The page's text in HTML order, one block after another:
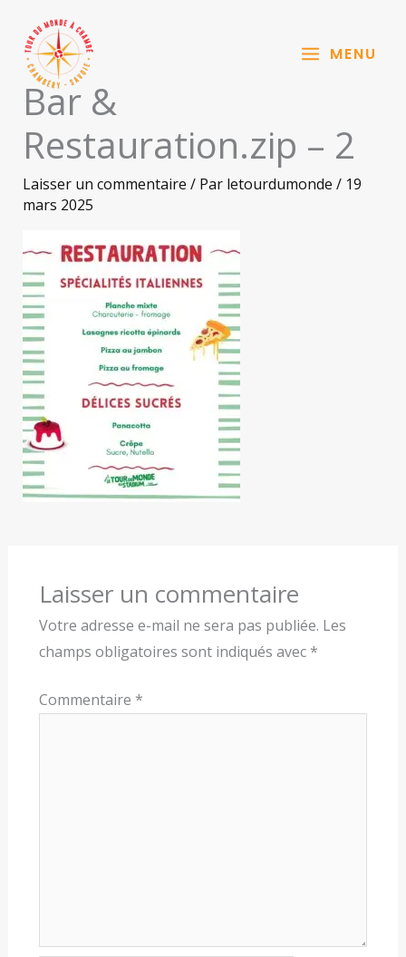
contenu
MENU
Bar &
Restauration.zip – 2
Laisser un commentaire / Par letourdumonde / 19
mars 2025
Laisser un commentaire
Votre adresse e-mail ne sera pas publiée. Les
champs obligatoires sont indiqués avec *
Commentaire *